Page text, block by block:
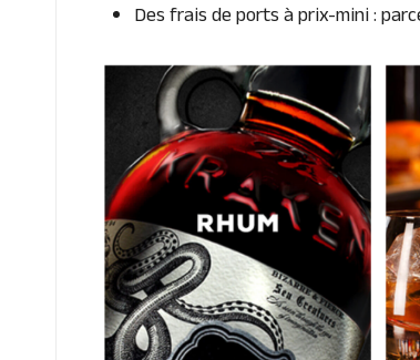
Des frais de ports à prix-mini :